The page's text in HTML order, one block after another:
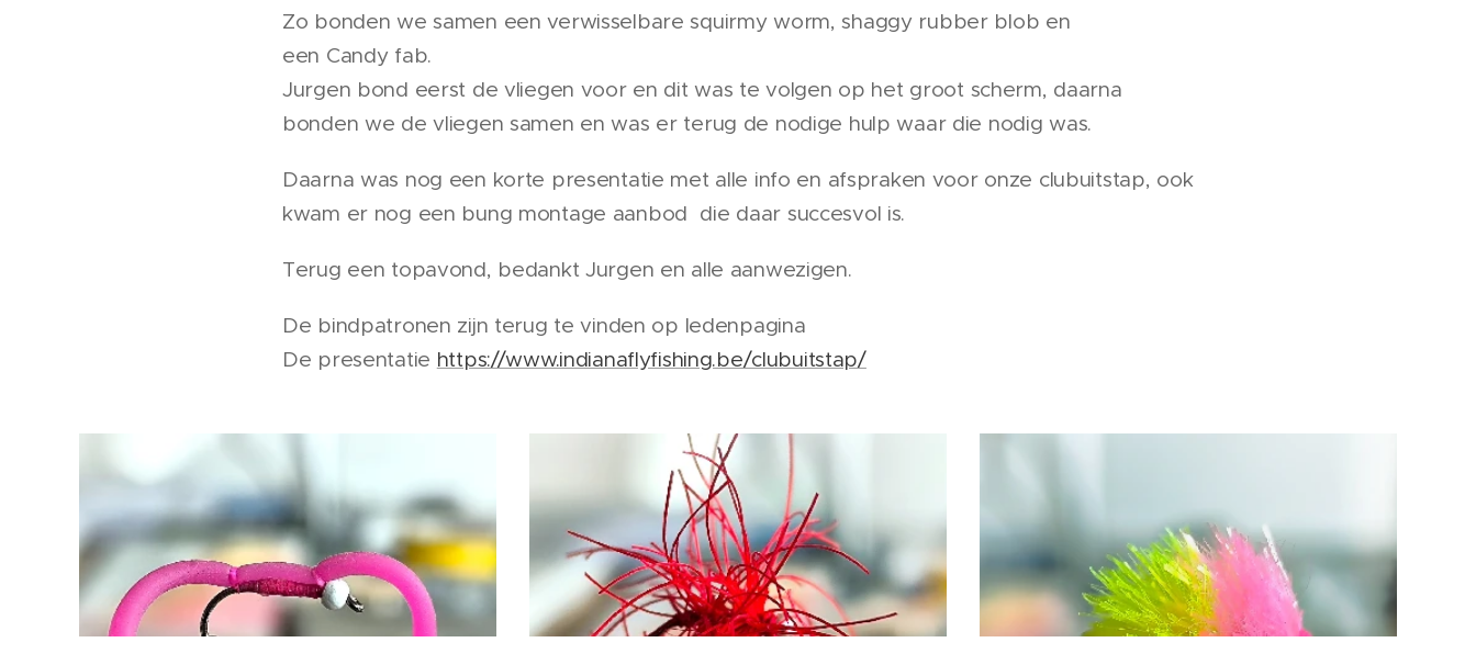
Zo bonden we samen een verwisselbare squirmy worm, shaggy rubber blob en
een Candy fab.
Jurgen bond eerst de vliegen voor en dit was te volgen op het groot scherm, daarna
bonden we de vliegen samen en was er terug de nodige hulp waar die nodig was.
Daarna was nog een korte presentatie met alle info en afspraken voor onze clubuitstap, ook
kwam er nog een bung montage aanbod die daar succesvol is.
Terug een topavond, bedankt Jurgen en alle aanwezigen.
De bindpatronen zijn terug te vinden op ledenpagina
De presentatie https://www.indianaflyfishing.be/clubuitstap/